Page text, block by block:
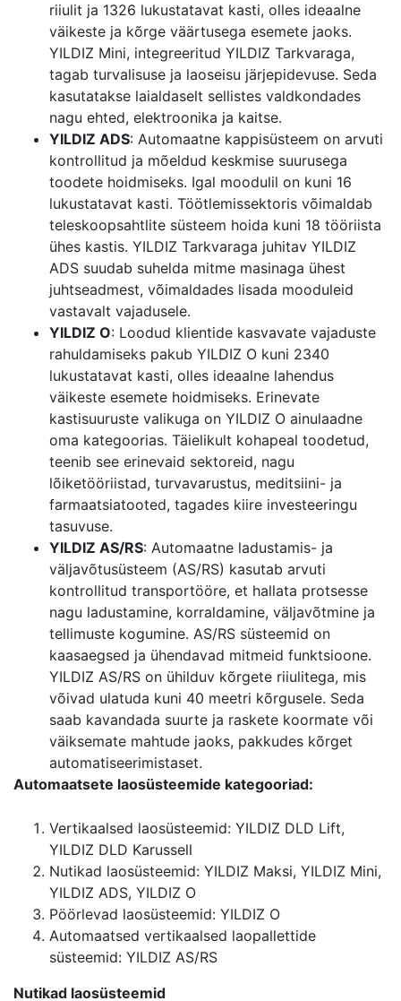
riiulit ja 1326 lukustatavat kasti, olles ideaalne
väikeste ja kõrge väärtusega esemete jaoks.
YILDIZ Mini, integreeritud YILDIZ Tarkvaraga,
tagab turvalisuse ja laoseisu järjepidevuse. Seda
kasutatakse laialdaselt sellistes valdkondades
nagu ehted, elektroonika ja kaitse.
YILDIZ ADS: Automaatne kappisüsteem on arvuti
kontrollitud ja mõeldud keskmise suurusega
toodete hoidmiseks. Igal moodulil on kuni 16
lukustatavat kasti. Töötlemissektoris võimaldab
teleskoopsahtlite süsteem hoida kuni 18 tööriista
ühes kastis. YILDIZ Tarkvaraga juhitav YILDIZ
ADS suudab suhelda mitme masinaga ühest
juhtseadmest, võimaldades lisada mooduleid
vastavalt vajadusele.
YILDIZ O: Loodud klientide kasvavate vajaduste
rahuldamiseks pakub YILDIZ O kuni 2340
lukustatavat kasti, olles ideaalne lahendus
väikeste esemete hoidmiseks. Erinevate
kastisuuruste valikuga on YILDIZ O ainulaadne
oma kategoorias. Täielikult kohapeal toodetud,
teenib see erinevaid sektoreid, nagu
lõiketööriistad, turvavarustus, meditsiini- ja
farmaatsiatooted, tagades kiire investeeringu
tasuvuse.
YILDIZ AS/RS: Automaatne ladustamis- ja
väljavõtusüsteem (AS/RS) kasutab arvuti
kontrollitud transportööre, et hallata protsesse
nagu ladustamine, korraldamine, väljavõtmine ja
tellimuste kogumine. AS/RS süsteemid on
kaasaegsed ja ühendavad mitmeid funktsioone.
YILDIZ AS/RS on ühilduv kõrgete riiulitega, mis
võivad ulatuda kuni 40 meetri kõrgusele. Seda
saab kavandada suurte ja raskete koormate või
väiksemate mahtude jaoks, pakkudes kõrget
automatiseerimistaset.
Automaatsete laosüsteemide kategooriad:
Vertikaalsed laosüsteemid: YILDIZ DLD Lift,
YILDIZ DLD Karussell
Nutikad laosüsteemid: YILDIZ Maksi, YILDIZ Mini,
YILDIZ ADS, YILDIZ O
Pöörlevad laosüsteemid: YILDIZ O
Automaatsed vertikaalsed laopallettide
süsteemid: YILDIZ AS/RS
Nutikad laosüsteemid